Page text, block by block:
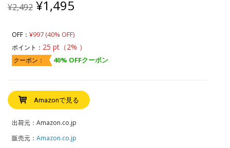
¥2,492 Original
price
¥2,492.
¥1,495
¥1,495.
OFF： ¥997 (40% OFF)
ポイント： 25 pt（2% ）
クーポン： 40% OFFクーポン
Amazonで見る
出荷元：Amazon.co.jp
販売元： Amazon.co.jp